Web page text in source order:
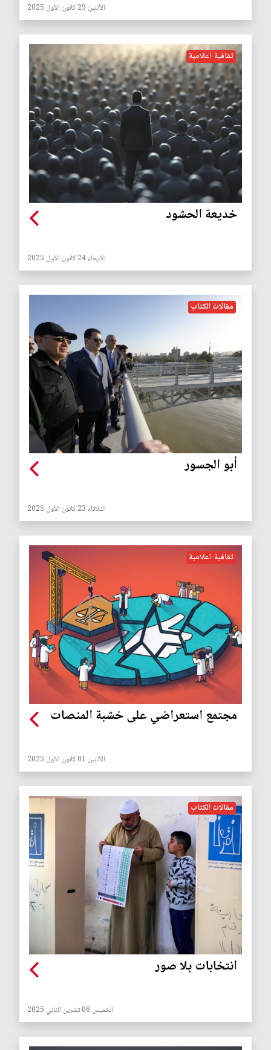
الأثنين 29 كانون الأول 2025
ثقافية-اعلامية
خديعة الحشود
الأربعاء 24 كانون الأول 2025
مقالات الكتاب
أبو الجسور
الثلاثاء 23 كانون الأول 2025
ثقافية-اعلامية
مجتمع‭ ‬استعراضي على‭ ‬خشبة‭ ‬المنصات
الأثنين 01 كانون الأول 2025
مقالات الكتاب
انتخابات بلا صور
الخميس 06 تشرين الثاني 2025